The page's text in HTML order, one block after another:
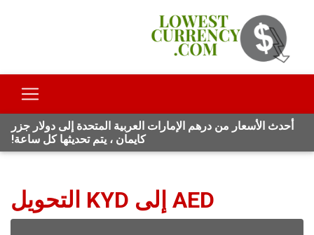
أحدث الأسعار من درهم الإمارات العربية المتحدة إلى دولار جزر
كايمان ، يتم تحديثها كل ساعة!
AED إلى KYD التحويل